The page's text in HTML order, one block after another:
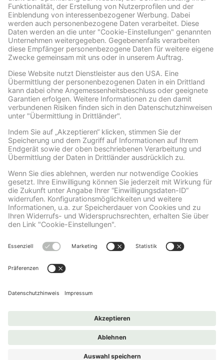
ARCHIVE
Facebook
Wir benötigen Ihre Zustimmung, um den Facebook
Social Plugins-Service zu laden!
Wir verwenden Facebook Social Plugins, um
Inhalte einzubetten. Dieser Service kann
Daten zu Ihren Aktivitäten sammeln. Bitte
lesen Sie die Details durch und stimmen Sie
der Nutzung des Service zu, um diese
Inhalte anzuzeigen.
Mehr Informationen
Akzeptieren